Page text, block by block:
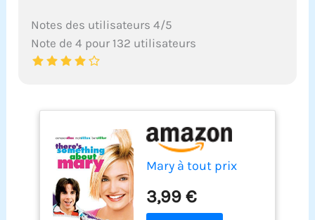
Notes des utilisateurs 4/5
Note de 4 pour 132 utilisateurs
Mary à tout prix
3,99 €